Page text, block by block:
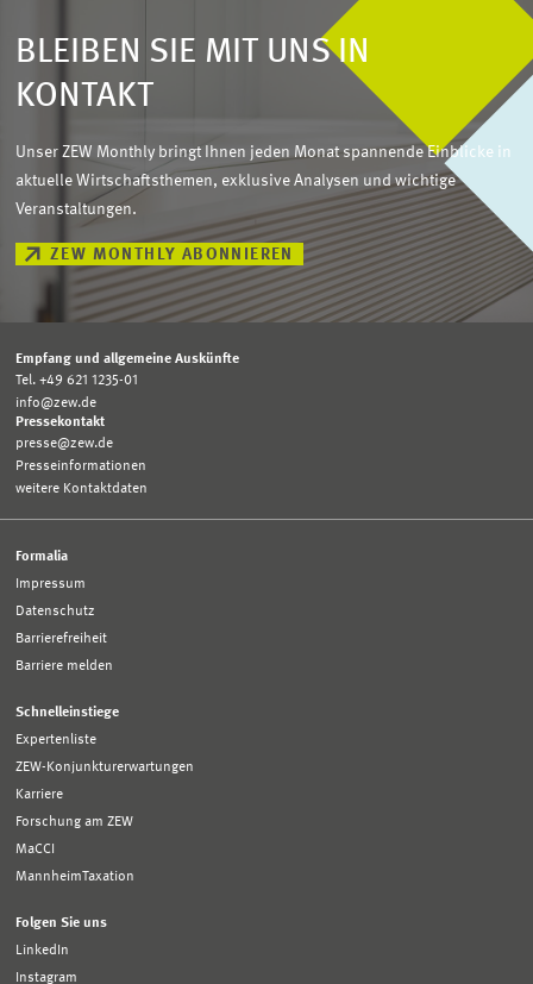
BLEIBEN SIE MIT UNS IN
KONTAKT
Unser ZEW Monthly bringt Ihnen jeden Monat spannende Einblicke in
aktuelle Wirtschaftsthemen, exklusive Analysen und wichtige
Veranstaltungen.
ZEW MONTHLY ABONNIEREN
Empfang und allgemeine Auskünfte
Tel. +49 621 1235-01
info@zew.de
Pressekontakt
presse@zew.de
Presseinformationen
weitere Kontaktdaten
Formalia
Impressum
Datenschutz
Barrierefreiheit
Barriere melden
Schnelleinstiege
Expertenliste
ZEW-Konjunkturerwartungen
Karriere
Forschung am ZEW
MaCCI
MannheimTaxation
Folgen Sie uns
LinkedIn
Instagram